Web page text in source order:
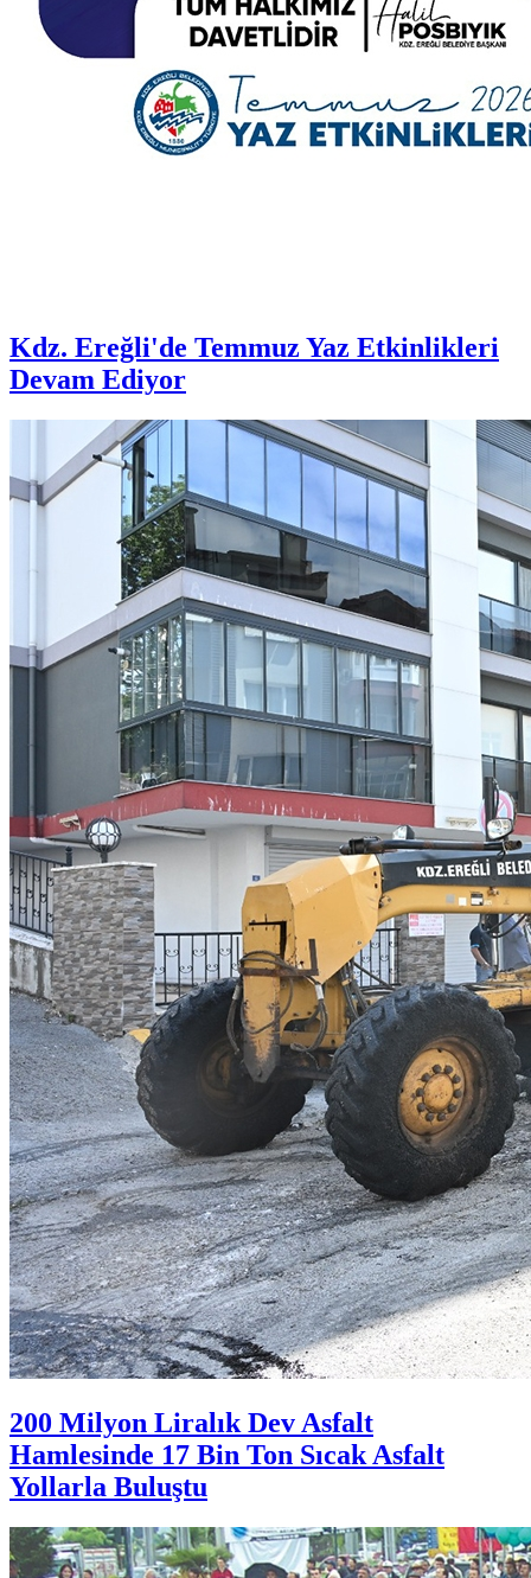
Kdz. Ereğli'de Temmuz Yaz Etkinlikleri
Devam Ediyor
200 Milyon Liralık Dev Asfalt
Hamlesinde 17 Bin Ton Sıcak Asfalt
Yollarla Buluştu